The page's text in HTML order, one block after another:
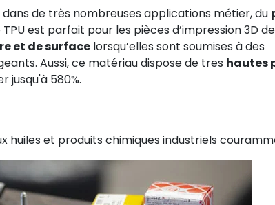
de très nombreuses applications métier, du
TPU est parfait pour les pièces d’impression 3D
et de surface lorsqu’elles sont soumises à des
Aussi, ce matériau dispose de tres hautes
jusqu'à 580%.
et produits chimiques industriels